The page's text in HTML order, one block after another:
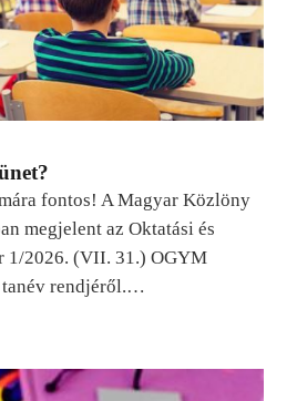
fontos! A Magyar Közlöny
megjelent az Oktatási és
1/2026. (VII. 31.) OGYM
tanév rendjéről.…